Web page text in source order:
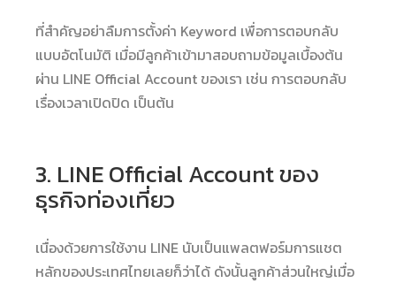
ที่สำคัญอย่าลืมการตั้งค่า Keyword เพื่อการตอบกลับ
แบบอัตโนมัติ เมื่อมีลูกค้าเข้ามาสอบถามข้อมูลเบื้องต้น
ผ่าน LINE Official Account ของเรา เช่น การตอบกลับ
เรื่องเวลาเปิดปิด เป็นต้น
3. LINE Official Account ของ
ธุรกิจท่องเที่ยว
เนื่องด้วยการใช้งาน LINE นับเป็นแพลตฟอร์มการแชต
หลักของประเทศไทยเลยก็ว่าได้ ดังนั้นลูกค้าส่วนใหญ่เมื่อ